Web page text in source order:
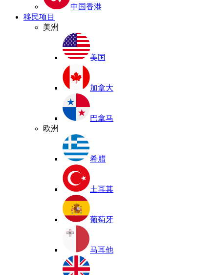
中国香港
移民项目
美洲
美国
加拿大
巴拿马
欧洲
希腊
土耳其
葡萄牙
马耳他